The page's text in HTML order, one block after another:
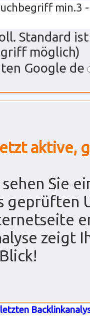
min.3 -
Standard
möglich)
Google de
aktive,
Sie
geprüften
zeigt